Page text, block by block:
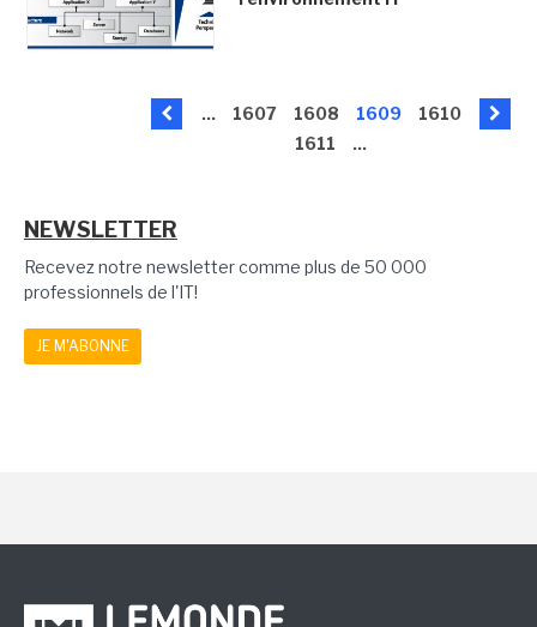
... 1607 1608 1609
1610
1611
...
NEWSLETTER
Recevez notre newsletter comme plus de 50 000
professionnels de l'IT!
JE M'ABONNE